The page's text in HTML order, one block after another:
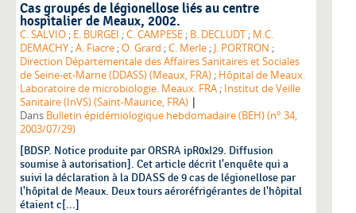
Cas groupés de légionellose liés au centre
hospitalier de Meaux, 2002.
C. SALVIO; E. BURGEI ;C. CAMPESE; B. DECLUDT; M.C.
DEMACHY;A. Fiacre;O. Grard ;C. Merle;J. PORTRON ;
Direction Départementale des Affaires Sanitaires et Sociales
de Seine-et-Marne (DDASS) (Meaux, FRA); Hôpital de Meaux.
Laboratoire de microbiologie. Meaux. FRA; Institut de Veille
Sanitaire (InVS) (Saint-Maurice, FRA) |
Dans Bulletin épidémiologique hebdomadaire (BEH) (n° 34,
2003/07/29)
[BDSP. Notice produite par ORSRA ipR0xI29. Diffusion
soumise à autorisation]. Cet article décrit l'enquête qui a
suivi la déclaration à la DDASS de 9 cas de légionellose par
l'hôpital de Meaux. Deux tours aéroréfrigérantes de l'hôpital
étaient c[...]